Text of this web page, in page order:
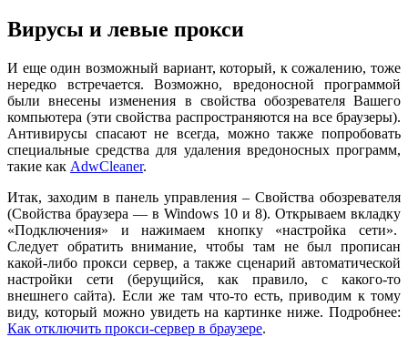
Вирусы и левые прокси
И еще один возможный вариант, который, к сожалению, тоже
нередко встречается. Возможно, вредоносной программой
были внесены изменения в свойства обозревателя Вашего
компьютера (эти свойства распространяются на все браузеры).
Антивирусы спасают не всегда, можно также попробовать
специальные средства для удаления вредоносных программ,
такие как AdwCleaner.
Итак, заходим в панель управления – Свойства обозревателя
(Свойства браузера — в Windows 10 и 8). Открываем вкладку
«Подключения» и нажимаем кнопку «настройка сети».
Следует обратить внимание, чтобы там не был прописан
какой-либо прокси сервер, а также сценарий автоматической
настройки сети (берущийся, как правило, с какого-то
внешнего сайта). Если же там что-то есть, приводим к тому
виду, который можно увидеть на картинке ниже. Подробнее:
Как отключить прокси-сервер в браузере.